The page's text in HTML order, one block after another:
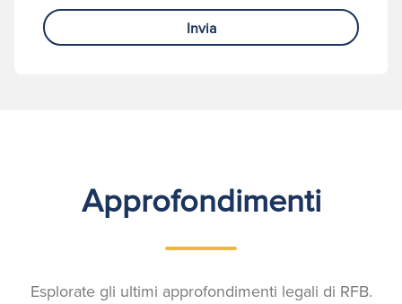
Invia
Approfondimenti
Esplorate gli ultimi approfondimenti legali di RFB.